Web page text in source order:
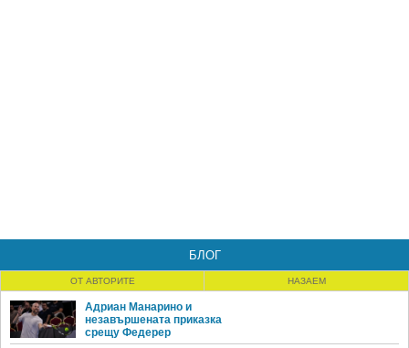
БЛОГ
ОТ АВТОРИТЕ НАЗАЕМ
Адриан Манарино и
незавършената приказка
срещу Федерер